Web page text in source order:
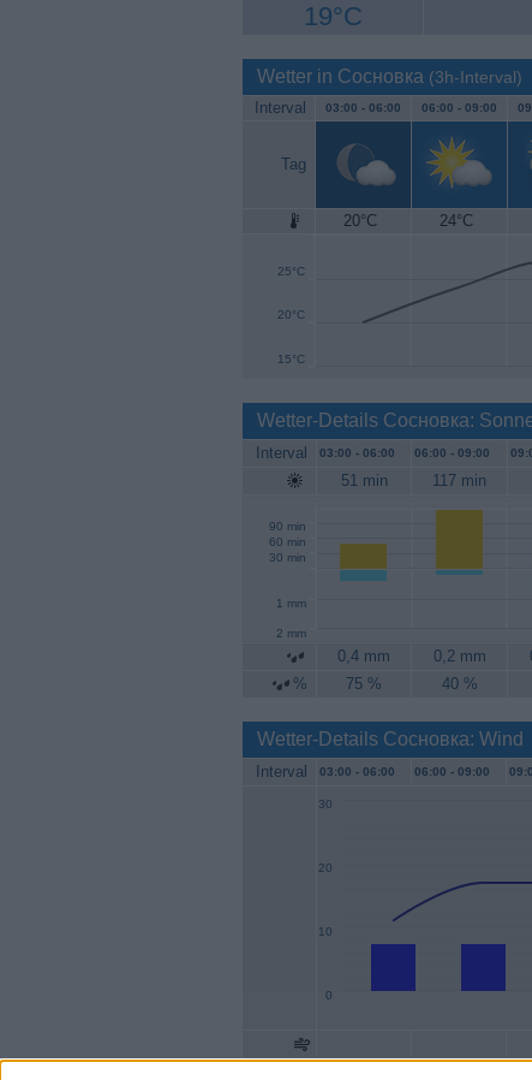
19°C
Wetter in Сосновка (3h-Interval)
Interval 03:00 - 06:00 06:00 - 09:00
Tag
20°C 24°C
15°C
20°C
25°C
30°C
Wetter-Details Сосновка:
Interval 03:00 - 06:00 06:00 - 09:00
51 min 117 min
30 min
60 min
90 min
1 mm
2 mm
0,4 mm 0,2 mm
%
75 % 40 %
Wetter-Details Сосновка: Wind
Interval 03:00 - 06:00 06:00 - 09:00
0
10
20
30